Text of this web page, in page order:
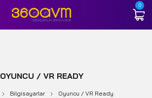
0
OYUNCU / VR READY
Bilgisayarlar Oyuncu / VR Ready